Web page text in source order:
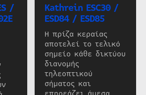
/ Kathrein ESC30 /
ESD84 / ESD85
Η πρίζα κεραίας
αποτελεί το τελικό
σημείο κάθε δικτύου
διανομής
τηλεοπτικού
σήματος και